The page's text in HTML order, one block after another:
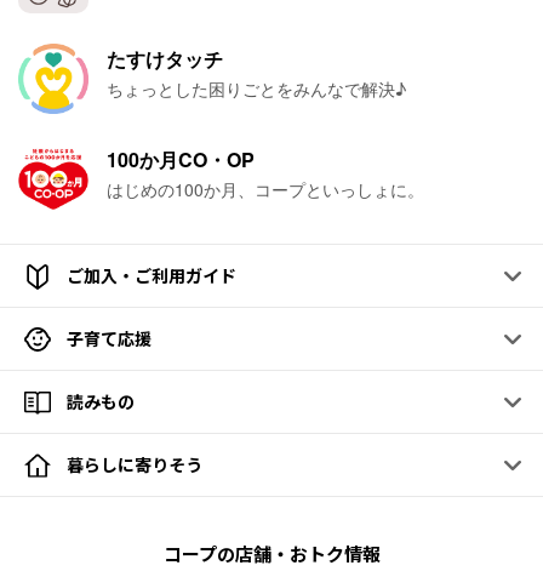
たすけタッチ
ちょっとした困りごとをみんなで解決♪
100か月CO・OP
はじめの100か月、コープといっしょに。
ご加入・ご利用ガイド
子育て応援
読みもの
暮らしに寄りそう
コープの店舗・おトク情報